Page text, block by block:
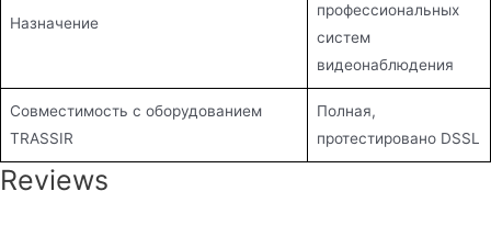
Назначение
профессиональных
систем
видеонаблюдения
Совместимость с оборудованием
TRASSIR
Полная,
протестировано DSSL
Reviews